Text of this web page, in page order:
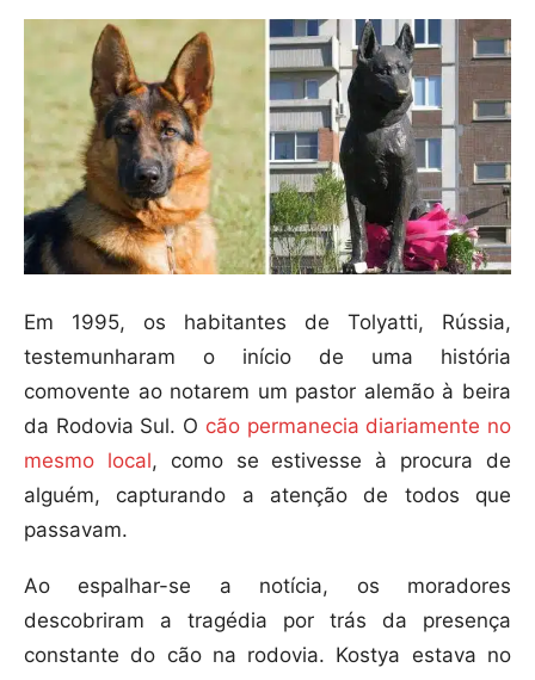
Em 1995, os habitantes de Tolyatti, Rússia,
testemunharam o início de uma história
comovente ao notarem um pastor alemão à beira
da Rodovia Sul. O cão permanecia diariamente no
mesmo local, como se estivesse à procura de
alguém, capturando a atenção de todos que
passavam.
Ao espalhar-se a notícia, os moradores
descobriram a tragédia por trás da presença
constante do cão na rodovia. Kostya estava no